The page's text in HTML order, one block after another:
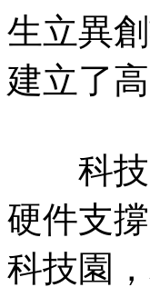
生立異
建立了
科技園
硬件支
科技園